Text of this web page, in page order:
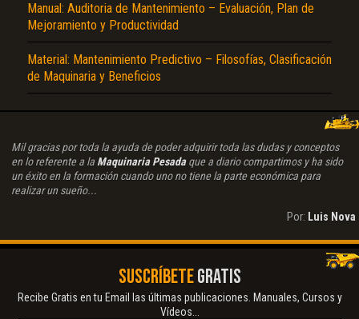
Manual: Auditoria de Mantenimiento – Evaluación, Plan de
Mejoramiento y Productividad
Material: Mantenimiento Predictivo – Filosofías, Clasificación
de Maquinaria y Beneficios
Mil gracias por toda la ayuda de poder adquirir toda las dudas y conceptos
en lo referente a la Maquinaria Pesadaque a diario compartimos y ha sido
un éxito en la formación cuando uno no tiene la parte económica para
realizar un sueño...
Por: Luis Nova
SUSCRÍBETEGRATIS
Recibe Gratis en tu Email las últimas publicaciones. Manuales, Cursos y
Vídeos...